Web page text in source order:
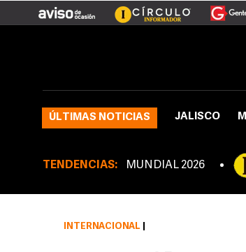
ÚLTIMAS NOTICIAS JALISCO
TENDENCIAS: MUNDIAL 2026
INTERNACIONAL